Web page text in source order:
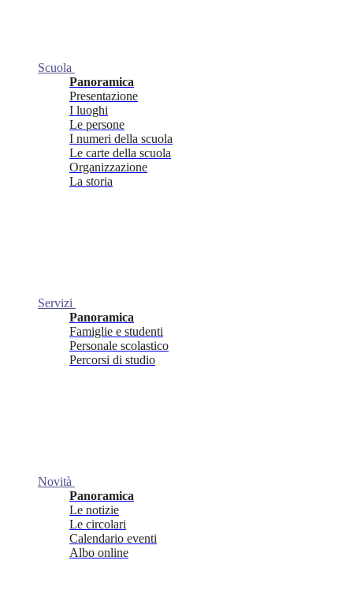
Scuola
Panoramica
Presentazione
I luoghi
Le persone
I numeri della scuola
Le carte della scuola
Organizzazione
La storia
Servizi
Panoramica
Famiglie e studenti
Personale scolastico
Percorsi di studio
Novità
Panoramica
Le notizie
Le circolari
Calendario eventi
Albo online